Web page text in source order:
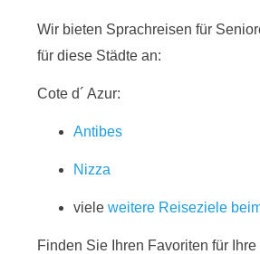
Wir bieten Sprachreisen für
für diese Städte an:
Cote d´ Azur:
Antibes
Nizza
viele weitere Reiseziele
Finden Sie Ihren Favoriten für